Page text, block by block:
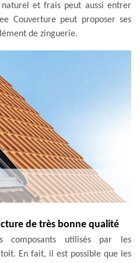
et frais peut aussi entrer
Couverture peut proposer ses
de zinguerie.
de très bonne qualité
composants utilisés par les
En fait, il est possible que les